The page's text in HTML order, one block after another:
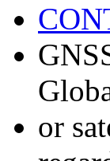
or